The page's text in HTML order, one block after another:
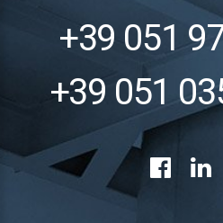
+39 051
+39 051